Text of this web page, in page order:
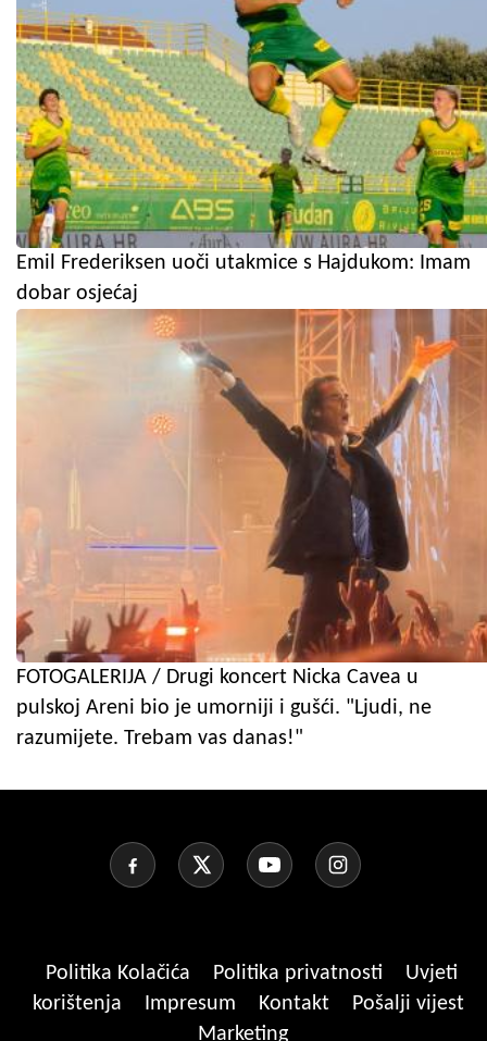
Emil Frederiksen uoči utakmice s Hajdukom: Imam
dobar osjećaj
FOTOGALERIJA / Drugi koncert Nicka Cavea u
pulskoj Areni bio je umorniji i gušći. "Ljudi, ne
razumijete. Trebam vas danas!"
Politika Kolačića Politika privatnosti
Uvjeti
korištenja
Impresum Kontakt
Pošalji vijest
Marketing